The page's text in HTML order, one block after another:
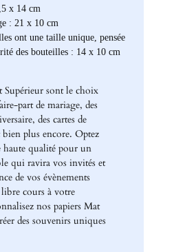
x 14 cm
: 21 x 10 cm
ont une taille unique, pensée
des bouteilles : 14 x 10 cm
Supérieur sont le choix
part de mariage, des
des cartes de
bien plus encore. Optez
haute qualité pour un
qui ravira vos invités et
de vos évènements
libre cours à votre
nos papiers Mat
des souvenirs uniques